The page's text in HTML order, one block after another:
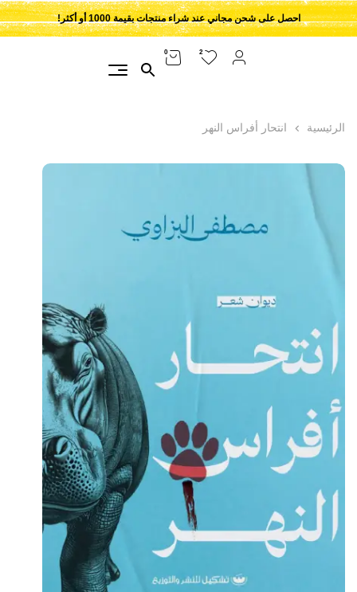
احصل على شحن مجاني عند شراء منتجات بقيمة 1000 أو أكثر!
2
0
الرئيسية انتحار أفراس النهر